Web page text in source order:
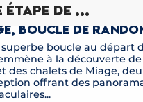
étape de ...
- LE TRUC -
BOUCLE DE
boucle au départ
à la découverte
des chalets de Miage,
offrant des